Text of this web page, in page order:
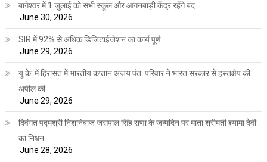
बागेश्वर में 1 जुलाई को सभी स्कूल और आंगनबाड़ी केंद्र रहेंगे बंद
June 30, 2026
SIR में 92% से अधिक डिजिटाईजेशन का कार्य पूर्ण
June 29, 2026
यू.के. में हिरासत में भारतीय कप्तान अजय पंत: परिवार ने भारत सरकार से हस्तक्षेप की
अपील की
June 29, 2026
दिवंगत पद्मश्री निशानेबाज जसपाल सिंह राणा के जन्मदिन पर माता श्रीमती श्यामा देवी
का निधन
June 28, 2026